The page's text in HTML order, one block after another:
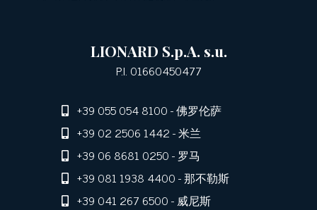
LIONARD S.p.A. s.u.
P.I. 01660450477
+39 055 054 8100- 佛罗伦萨
+39 02 2506 1442- 米兰
+39 06 8681 0250- 罗马
+39 081 1938 4400- 那不勒斯
+39 041 267 6500- 威尼斯